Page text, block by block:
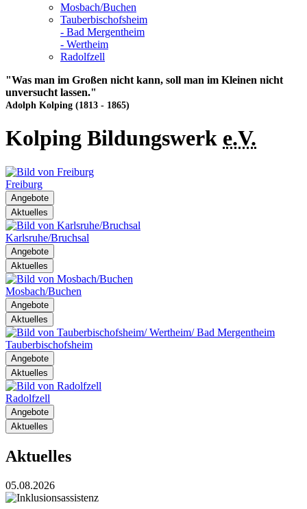
Mosbach/Buchen
Tauberbischofsheim
- Bad Mergentheim
- Wertheim
Radolfzell
"Was man im Großen nicht kann, soll man im Kleinen nicht
unversucht lassen."
Adolph Kolping (1813 - 1865)
Kolping Bildungswerk e.V.
Freiburg
Angebote
Aktuelles
Karlsruhe/Bruchsal
Angebote
Aktuelles
Mosbach/Buchen
Angebote
Aktuelles
Tauberbischofsheim
Angebote
Aktuelles
Radolfzell
Angebote
Aktuelles
Aktuelles
05.08.2026